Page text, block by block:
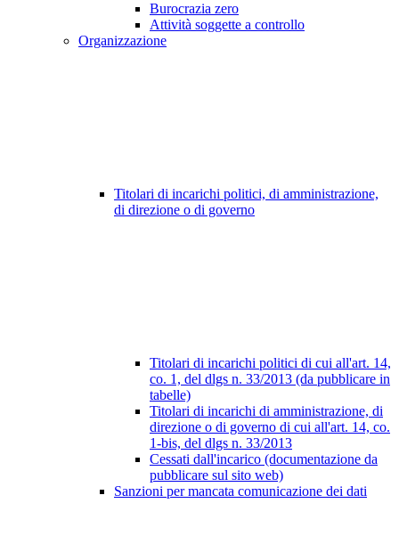
Burocrazia zero
Attività soggette a controllo
Organizzazione
Titolari di incarichi politici, di amministrazione,
di direzione o di governo
Titolari di incarichi politici di cui all'art. 14,
co. 1, del dlgs n. 33/2013 (da pubblicare in
tabelle)
Titolari di incarichi di amministrazione, di
direzione o di governo di cui all'art. 14, co.
1-bis, del dlgs n. 33/2013
Cessati dall'incarico (documentazione da
pubblicare sul sito web)
Sanzioni per mancata comunicazione dei dati